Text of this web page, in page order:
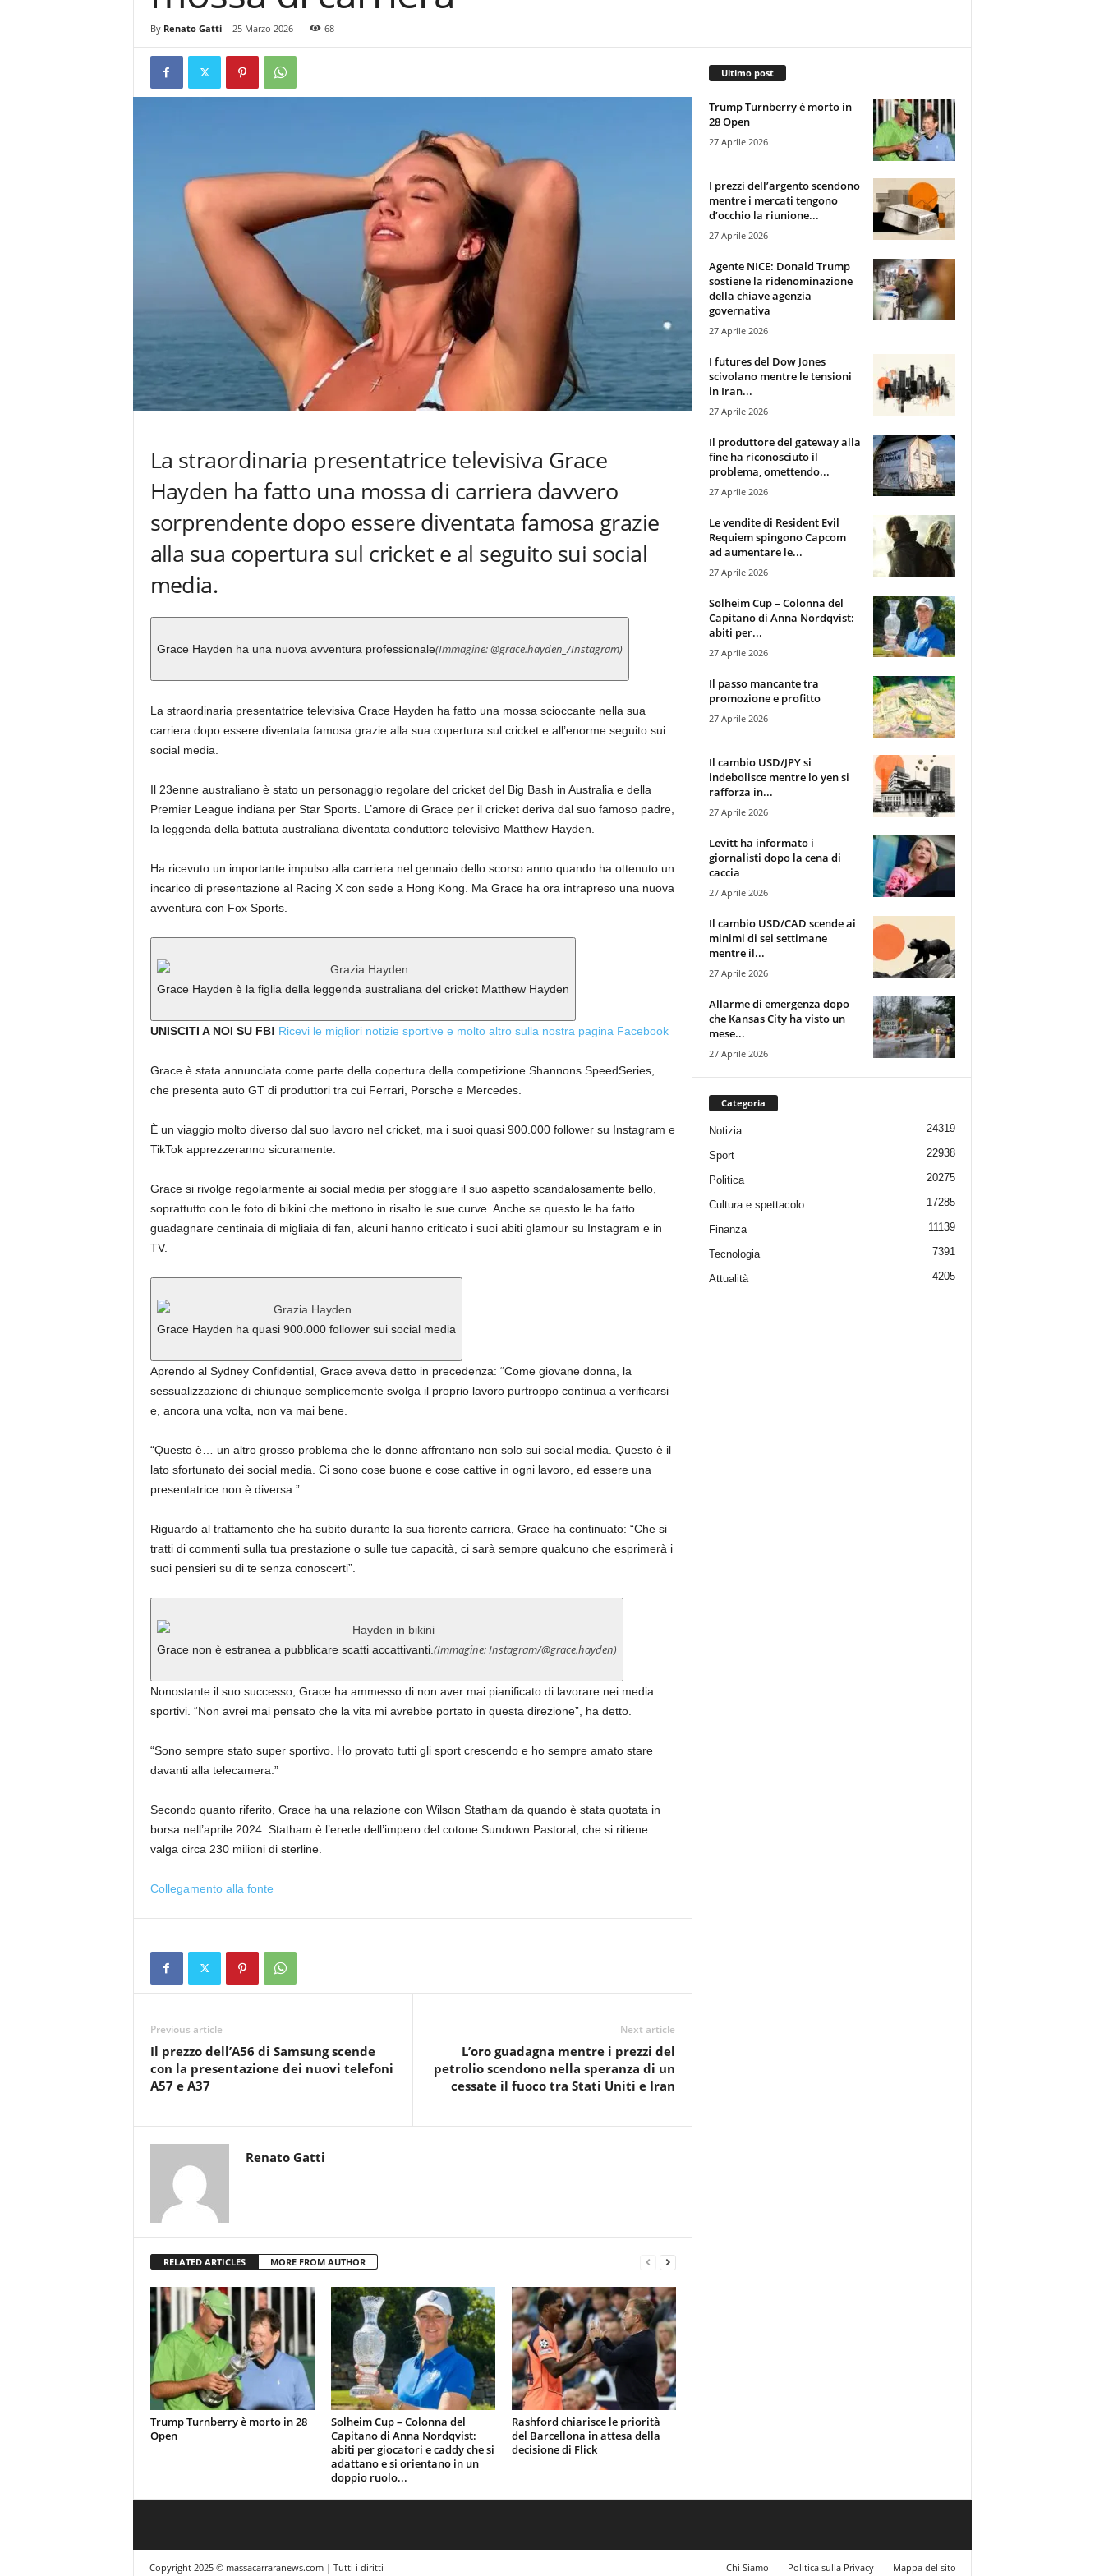
By Renato Gatti- 25 Marzo 2026 68
La straordinaria presentatrice televisiva Grace
Hayden ha fatto una mossa di carriera davvero
sorprendente dopo essere diventata famosa grazie
alla sua copertura sul cricket e al seguito sui social
media.
Grace Hayden ha una nuova avventura professionale(Immagine: @grace.hayden_/Instagram)
La straordinaria presentatrice televisiva Grace Hayden ha fatto una mossa scioccante nella sua
carriera dopo essere diventata famosa grazie alla sua copertura sul cricket e all’enorme seguito sui
social media.
Il 23enne australiano è stato un personaggio regolare del cricket del Big Bash in Australia e della
Premier League indiana per Star Sports. L’amore di Grace per il cricket deriva dal suo famoso padre,
la leggenda della battuta australiana diventata conduttore televisivo Matthew Hayden.
Ha ricevuto un importante impulso alla carriera nel gennaio dello scorso anno quando ha ottenuto un
incarico di presentazione al Racing X con sede a Hong Kong. Ma Grace ha ora intrapreso una nuova
avventura con Fox Sports.
Grace Hayden è la figlia della leggenda australiana del cricket Matthew Hayden
UNISCITI A NOI SU FB! Ricevi le migliori notizie sportive e molto altro sulla nostra pagina Facebook
Grace è stata annunciata come parte della copertura della competizione Shannons SpeedSeries,
che presenta auto GT di produttori tra cui Ferrari, Porsche e Mercedes.
È un viaggio molto diverso dal suo lavoro nel cricket, ma i suoi quasi 900.000 follower su Instagram e
TikTok apprezzeranno sicuramente.
Grace si rivolge regolarmente ai social media per sfoggiare il suo aspetto scandalosamente bello,
soprattutto con le foto di bikini che mettono in risalto le sue curve. Anche se questo le ha fatto
guadagnare centinaia di migliaia di fan, alcuni hanno criticato i suoi abiti glamour su Instagram e in
TV.
Grace Hayden ha quasi 900.000 follower sui social media
Aprendo al Sydney Confidential, Grace aveva detto in precedenza: “Come giovane donna, la
sessualizzazione di chiunque semplicemente svolga il proprio lavoro purtroppo continua a verificarsi
e, ancora una volta, non va mai bene.
“Questo è… un altro grosso problema che le donne affrontano non solo sui social media. Questo è il
lato sfortunato dei social media. Ci sono cose buone e cose cattive in ogni lavoro, ed essere una
presentatrice non è diversa.”
Riguardo al trattamento che ha subito durante la sua fiorente carriera, Grace ha continuato: “Che si
tratti di commenti sulla tua prestazione o sulle tue capacità, ci sarà sempre qualcuno che esprimerà i
suoi pensieri su di te senza conoscerti”.
Grace non è estranea a pubblicare scatti accattivanti. (Immagine: Instagram/@grace.hayden)
Nonostante il suo successo, Grace ha ammesso di non aver mai pianificato di lavorare nei media
sportivi. “Non avrei mai pensato che la vita mi avrebbe portato in questa direzione”, ha detto.
“Sono sempre stato super sportivo. Ho provato tutti gli sport crescendo e ho sempre amato stare
davanti alla telecamera.”
Secondo quanto riferito, Grace ha una relazione con Wilson Statham da quando è stata quotata in
borsa nell’aprile 2024. Statham è l’erede dell’impero del cotone Sundown Pastoral, che si ritiene
valga circa 230 milioni di sterline.
Collegamento alla fonte
Previous article
Il prezzo dell’A56 di Samsung scende
con la presentazione dei nuovi telefoni
A57 e A37
Next article
L’oro guadagna mentre i prezzi del
petrolio scendono nella speranza di un
cessate il fuoco tra Stati Uniti e Iran
Renato Gatti
RELATED ARTICLES MORE FROM AUTHOR
Trump Turnberry è morto in 28
Open
Solheim Cup – Colonna del
Capitano di Anna Nordqvist:
abiti per giocatori e caddy che si
adattano e si orientano in un
doppio ruolo...
Rashford chiarisce le priorità
del Barcellona in attesa della
decisione di Flick
Ultimo post
Trump Turnberry è morto in
28 Open
27 Aprile 2026
I prezzi dell’argento scendono
mentre i mercati tengono
d’occhio la riunione...
27 Aprile 2026
Agente NICE: Donald Trump
sostiene la ridenominazione
della chiave agenzia
governativa
27 Aprile 2026
I futures del Dow Jones
scivolano mentre le tensioni
in Iran...
27 Aprile 2026
Il produttore del gateway alla
fine ha riconosciuto il
problema, omettendo...
27 Aprile 2026
Le vendite di Resident Evil
Requiem spingono Capcom
ad aumentare le...
27 Aprile 2026
Solheim Cup – Colonna del
Capitano di Anna Nordqvist:
abiti per...
27 Aprile 2026
Il passo mancante tra
promozione e profitto
27 Aprile 2026
Il cambio USD/JPY si
indebolisce mentre lo yen si
rafforza in...
27 Aprile 2026
Levitt ha informato i
giornalisti dopo la cena di
caccia
27 Aprile 2026
Il cambio USD/CAD scende ai
minimi di sei settimane
mentre il...
27 Aprile 2026
Allarme di emergenza dopo
che Kansas City ha visto un
mese...
27 Aprile 2026
Categoria
Notizia 24319
Sport 22938
Politica 20275
Cultura e spettacolo 17285
Finanza 11139
Tecnologia 7391
Attualità 4205
Chi Siamo Politica sulla Privacy Mappa del sito
Copyright 2025 © massacarraranews.com | Tutti i diritti